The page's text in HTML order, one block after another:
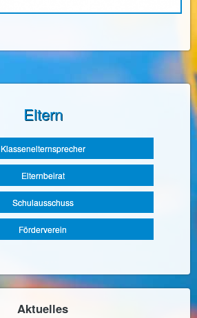
Eltern
Klassenelternsprecher
Elternbeirat
Schulausschuss
Förderverein
Aktuelles